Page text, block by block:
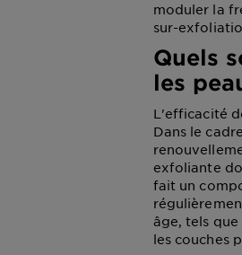
moduler la
sur-
Quels
les
L'efficacité
Dans le
exfoliante
fait un
âge, tels
les couches